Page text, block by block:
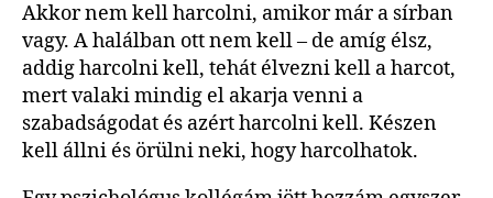
Akkor nem kell harcolni, amikor már a sírban
vagy. A halálban ott nem kell – de amíg élsz,
addig harcolni kell, tehát élvezni kell a harcot,
mert valaki mindig el akarja venni a
szabadságodat és azért harcolni kell. Készen
kell állni és örülni neki, hogy harcolhatok.